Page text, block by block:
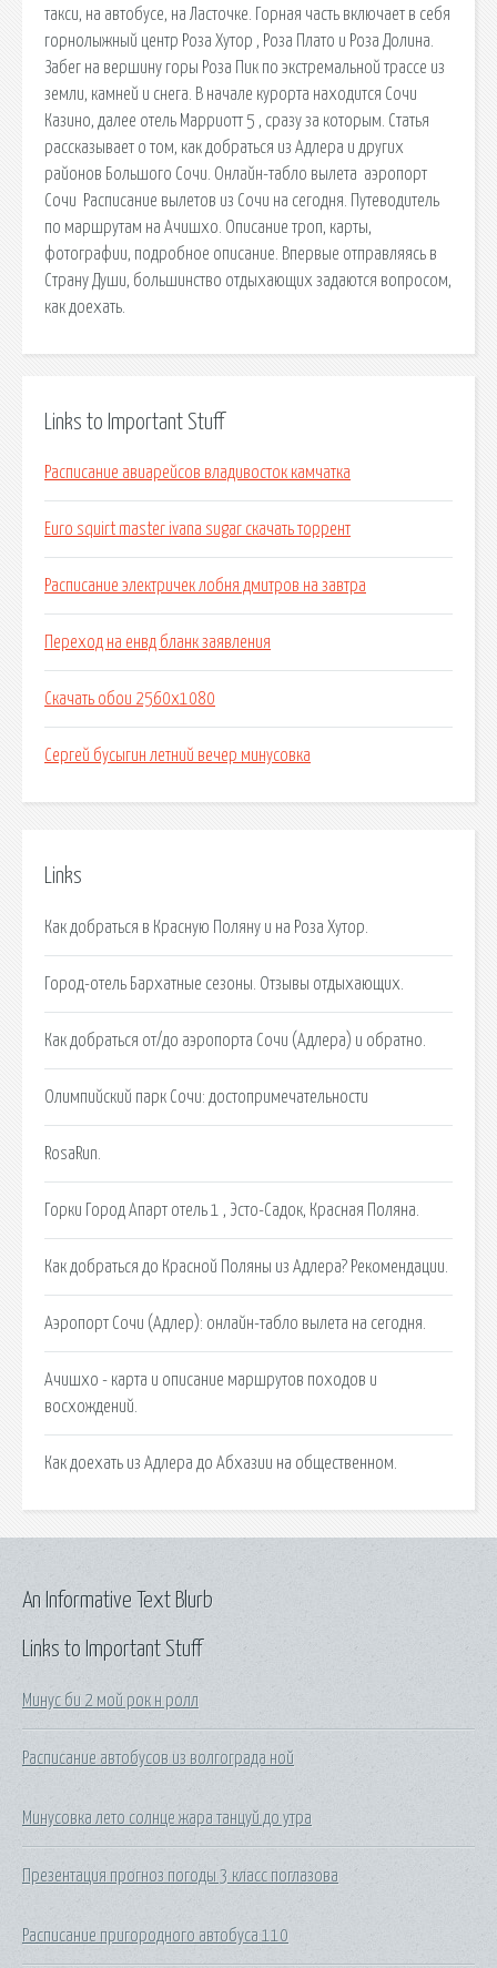
такси, на автобусе, на Ласточке. Горная часть включает в себя
горнолыжный центр Роза Хутор , Роза Плато и Роза Долина.
Забег на вершину горы Роза Пик по экстремальной трассе из
земли, камней и снега. В начале курорта находится Сочи
Казино, далее отель Марриотт 5 , сразу за которым. Статья
рассказывает о том, как добраться из Адлера и других
районов Большого Сочи. Онлайн-табло вылета ️ аэропорт
Сочи ️ Расписание вылетов из Сочи на сегодня. Путеводитель
по маршрутам на Ачишхо. Описание троп, карты,
фотографии, подробное описание. Впервые отправляясь в
Страну Души, большинство отдыхающих задаются вопросом,
как доехать.
Links to Important Stuff
Расписание авиарейсов владивосток камчатка
Euro squirt master ivana sugar скачать торрент
Расписание электричек лобня дмитров на завтра
Переход на енвд бланк заявления
Скачать обои 2560x1080
Сергей бусыгин летний вечер минусовка
Links
Как добраться в Красную Поляну и на Роза Хутор.
Город-отель Бархатные сезоны. Отзывы отдыхающих.
Как добраться от/до аэропорта Сочи (Адлера) и обратно.
Олимпийский парк Сочи: достопримечательности
RosaRun.
Горки Город Апарт отель 1 , Эсто-Садок, Красная Поляна.
Как добраться до Красной Поляны из Адлера? Рекомендации.
Аэропорт Сочи (Адлер): онлайн-табло вылета на сегодня.
Ачишхо - карта и описание маршрутов походов и
восхождений.
Как доехать из Адлера до Абхазии на общественном.
Links to Important Stuff
Минус би 2 мой рок н ролл
Расписание автобусов из волгограда ной
Минусовка лето солнце жара танцуй до утра
Презентация прогноз погоды 3 класс поглазова
Расписание пригородного автобуса 110
An Informative Text Blurb